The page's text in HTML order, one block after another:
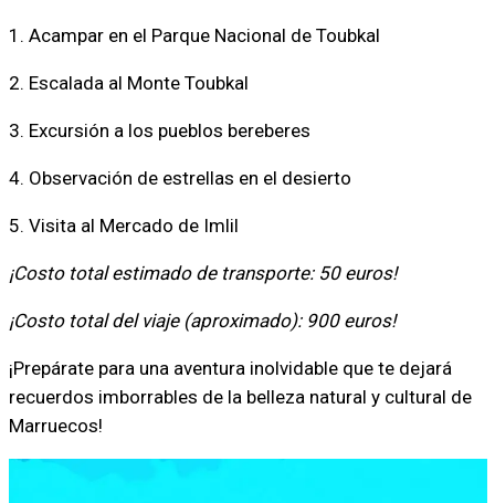
1. Acampar en el Parque Nacional de Toubkal
2. Escalada al Monte Toubkal
3. Excursión a los pueblos bereberes
4. Observación de estrellas en el desierto
5. Visita al Mercado de Imlil
¡Costo total estimado de transporte: 50 euros!
¡Costo total del viaje (aproximado): 900 euros!
¡Prepárate para una aventura inolvidable que te dejará
recuerdos imborrables de la belleza natural y cultural de
Marruecos!